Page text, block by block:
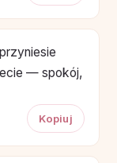
— spokój,
Kopiuj